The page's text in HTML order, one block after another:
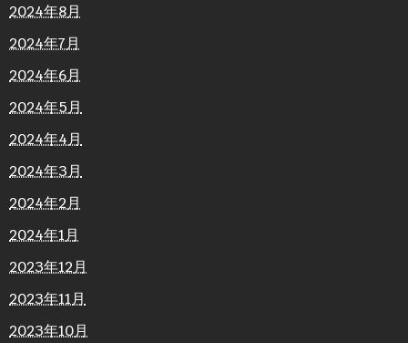
2024年8月
2024年7月
2024年6月
2024年5月
2024年4月
2024年3月
2024年2月
2024年1月
2023年12月
2023年11月
2023年10月